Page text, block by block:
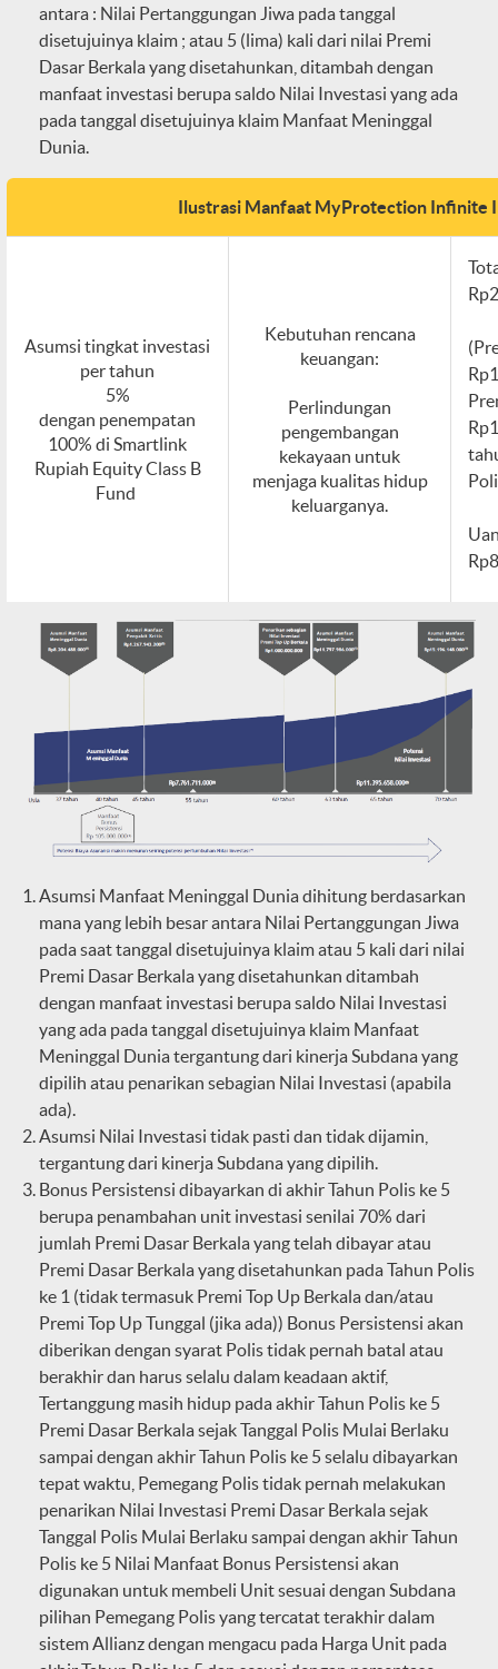
antara : Nilai Pertanggungan Jiwa pada tanggal
disetujuinya klaim ; atau 5 (lima) kali dari nilai Premi
Dasar Berkala yang disetahunkan, ditambah dengan
manfaat investasi berupa saldo Nilai Investasi yang ada
pada tanggal disetujuinya klaim Manfaat Meninggal
Dunia.
Ilustrasi Manfaat MyProtection Infinite
Asumsi tingkat investasi
per tahun
5%
dengan penempatan
100% di Smartlink
Rupiah Equity Class B
Fund
Kebutuhan rencana
keuangan:
Perlindungan
pengembangan
kekayaan untuk
menjaga kualitas hidup
keluarganya.
Asumsi Manfaat Meninggal Dunia dihitung berdasarkan
mana yang lebih besar antara Nilai Pertanggungan Jiwa
pada saat tanggal disetujuinya klaim atau 5 kali dari nilai
Premi Dasar Berkala yang disetahunkan ditambah
dengan manfaat investasi berupa saldo Nilai Investasi
yang ada pada tanggal disetujuinya klaim Manfaat
Meninggal Dunia tergantung dari kinerja Subdana yang
dipilih atau penarikan sebagian Nilai Investasi (apabila
ada).
Asumsi Nilai Investasi tidak pasti dan tidak dijamin,
tergantung dari kinerja Subdana yang dipilih.
Bonus Persistensi dibayarkan di akhir Tahun Polis ke 5
berupa penambahan unit investasi senilai 70% dari
jumlah Premi Dasar Berkala yang telah dibayar atau
Premi Dasar Berkala yang disetahunkan pada Tahun Polis
ke 1 (tidak termasuk Premi Top Up Berkala dan/atau
Premi Top Up Tunggal (jika ada)) Bonus Persistensi akan
diberikan dengan syarat Polis tidak pernah batal atau
berakhir dan harus selalu dalam keadaan aktif,
Tertanggung masih hidup pada akhir Tahun Polis ke 5
Premi Dasar Berkala sejak Tanggal Polis Mulai Berlaku
sampai dengan akhir Tahun Polis ke 5 selalu dibayarkan
tepat waktu, Pemegang Polis tidak pernah melakukan
penarikan Nilai Investasi Premi Dasar Berkala sejak
Tanggal Polis Mulai Berlaku sampai dengan akhir Tahun
Polis ke 5 Nilai Manfaat Bonus Persistensi akan
digunakan untuk membeli Unit sesuai dengan Subdana
pilihan Pemegang Polis yang tercatat terakhir dalam
sistem Allianz dengan mengacu pada Harga Unit pada